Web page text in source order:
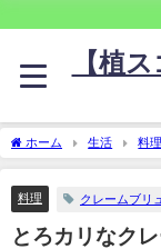
【植
ホーム 生活 料理
料理 クレームブリ
とろカリなク